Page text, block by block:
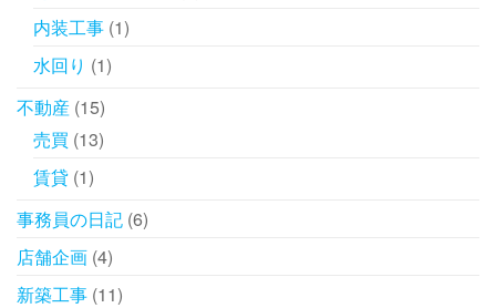
内装工事 (1)
水回り (1)
不動産 (15)
売買 (13)
賃貸 (1)
事務員の日記 (6)
店舗企画 (4)
新築工事 (11)